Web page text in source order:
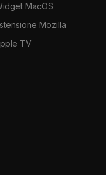
MacOS
Mozilla
TV